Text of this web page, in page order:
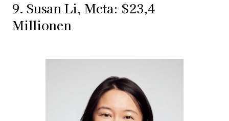
9. Susan Li, Meta: $23,4
Millionen